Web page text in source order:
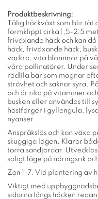
Produktbeskrivning:
Tålig häckväxt som blir tät
formklippt cirka 1,5-2,5
friväxande häck och kan
häck, friväxande häck,
vackra, vita blommor på
våra pollinatörer. Under
rödlila bär som mognar
strävhet och saknar syra.
och är rika på vitaminer
busken eller användas till
höstfärger i gyllengula,
nyanser.
Anspråkslös och kan växa
skuggiga lägen. Klarar
torra sandjordar.
soligt läge på näringsrik
Zon 1-7. Vid plantering av
Viktigt med
sidorna längs häcken